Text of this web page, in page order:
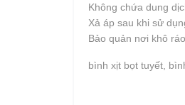
Không chứa dung
Xả áp sau khi sử
Bảo quản nơi khô
bình xịt bọt tuyết,